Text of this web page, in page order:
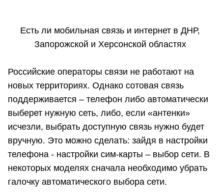
Есть ли мобильная связь и интернет в ДНР,
Запорожской и Херсонской областях
Российские операторы связи не работают на
новых территориях. Однако сотовая связь
поддерживается – телефон либо автоматически
выберет нужную сеть, либо, если «антенки»
исчезли, выбрать доступную связь нужно будет
вручную. Это можно сделать: зайдя в настройки
телефона - настройки сим-карты – выбор сети. В
некоторых моделях сначала необходимо убрать
галочку автоматического выбора сети.